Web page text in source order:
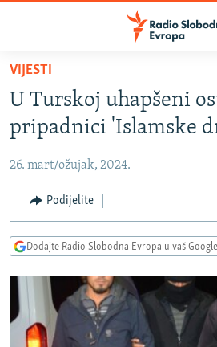
Pređite
glavni
sadržaj
Pređite
na
navigaciju
Pređite
na
BOSNA I HERCEGOVINA
SRBIJA
KOSOVO
CRNA GORA
VIDEO
FOTOGALERIJE
INFOGRAFIKE
PODCASTI
RAT U UKRAJINI
KINA NA BALKANU
VIJESTI
U Turskoj uhapšeni
pripadnici 'Islamske
26. mart/ožujak, 2024.
Podijelite
Dodajte Radio Slobodna Evropa u vaš